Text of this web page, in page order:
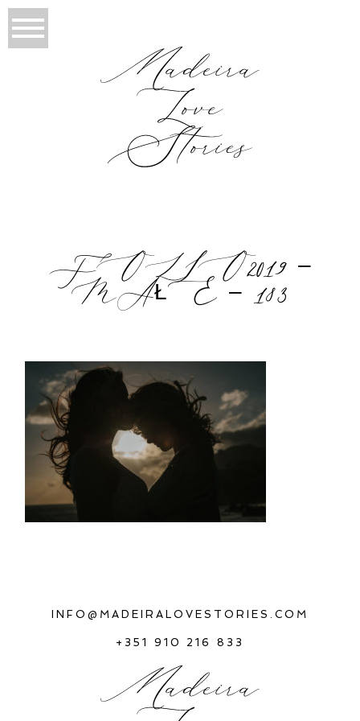
FOLIO2019 –
MAŁE – 183
INFO@MADEIRALOVESTORIES.COM
+351 910 216 833